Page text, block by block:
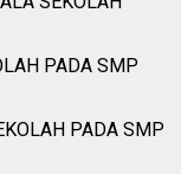
PADA SMP
PADA SMP